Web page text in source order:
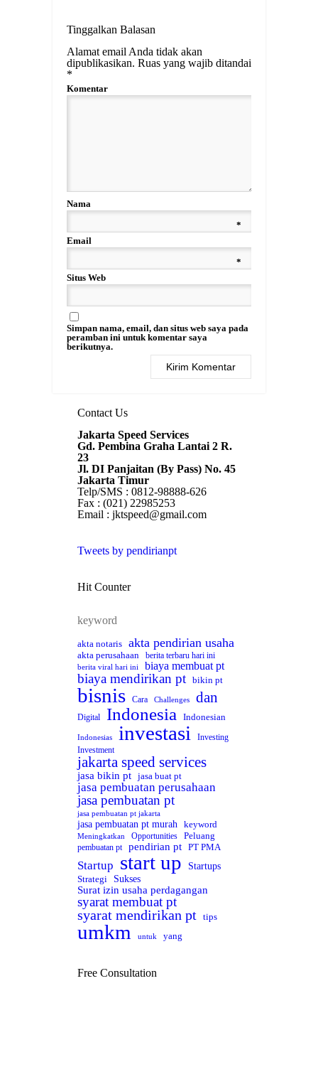
Tinggalkan Balasan
Alamat email Anda tidak akan
dipublikasikan. Ruas yang wajib ditandai
*
Komentar
Nama
*
Email
*
Situs Web
Simpan nama, email, dan situs web saya pada
peramban ini untuk komentar saya
berikutnya.
Contact Us
Jakarta Speed Services
Gd. Pembina Graha Lantai 2 R.
23
Jl. DI Panjaitan (By Pass) No. 45
Jakarta Timur
Telp/SMS : 0812-98888-626
Fax : (021) 22985253
Email : jktspeed@gmail.com
Tweets by pendirianpt
Hit Counter
keyword
akta notaris akta pendirian usaha
akta perusahaan berita terbaru hari ini
berita viral hari ini biaya membuat pt
biaya mendirikan pt bikin pt
bisnis Cara Challenges dan
Digital Indonesia Indonesian
Indonesias investasi
Investing
Investment
jakarta speed services
jasa bikin pt jasa buat pt
jasa pembuatan perusahaan
jasa pembuatan pt
jasa pembuatan pt jakarta
jasa pembuatan pt murah keyword
Meningkatkan Opportunities Peluang
pembuatan pt pendirian pt PT PMA
Startup start up Startups
Strategi
Sukses
Surat izin usaha perdagangan
syarat membuat pt
syarat mendirikan pt
tips
umkm untuk yang
Free Consultation